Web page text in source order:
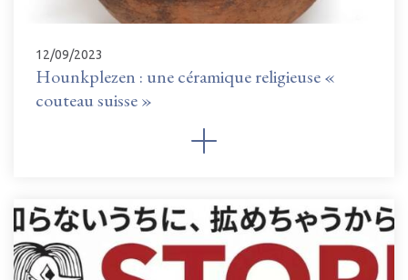
12/09/2023
Hounkplezen : une céramique religieuse «
couteau suisse »